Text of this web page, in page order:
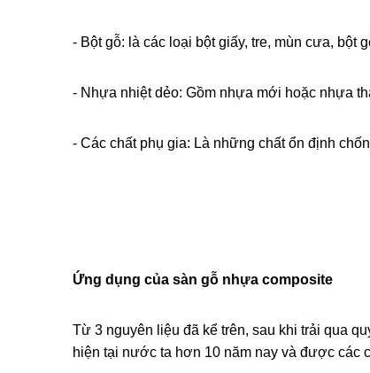
- Bột gỗ: là các loại bột giấy, tre, mùn cưa,
- Nhựa nhiệt dẻo: Gồm nhựa mới hoặc nhựa
- Các chất phụ gia: Là những chất ổn định
Ứng dụng của sàn gỗ nhựa composite
Từ 3 nguyên liệu đã kể trên, sau khi trải qua
hiện tại nước ta hơn 10 năm nay và được các